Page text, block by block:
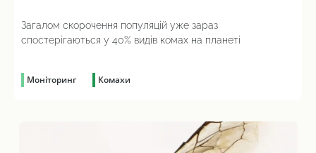
Загалом скорочення популяцій уже зараз
спостерігаються у 40% видів комах на планеті
Моніторинг Комахи